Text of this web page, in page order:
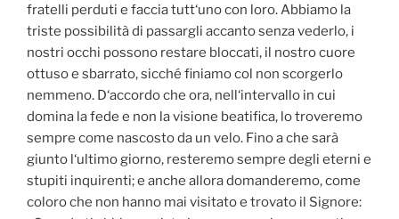
fratelli perduti e faccia tutt‘uno con loro. Abbiamo la
triste possibilità di passargli accanto senza vederlo, i
nostri occhi possono restare bloccati, il nostro cuore
ottuso e sbarrato, sicché finiamo col non scorgerlo
nemmeno. D‘accordo che ora, nell‘intervallo in cui
domina la fede e non la visione beatifica, lo troveremo
sempre come nascosto da un velo. Fino a che sarà
giunto l‘ultimo giorno, resteremo sempre degli eterni e
stupiti inquirenti; e anche allora domanderemo, come
coloro che non hanno mai visitato e trovato il Signore: